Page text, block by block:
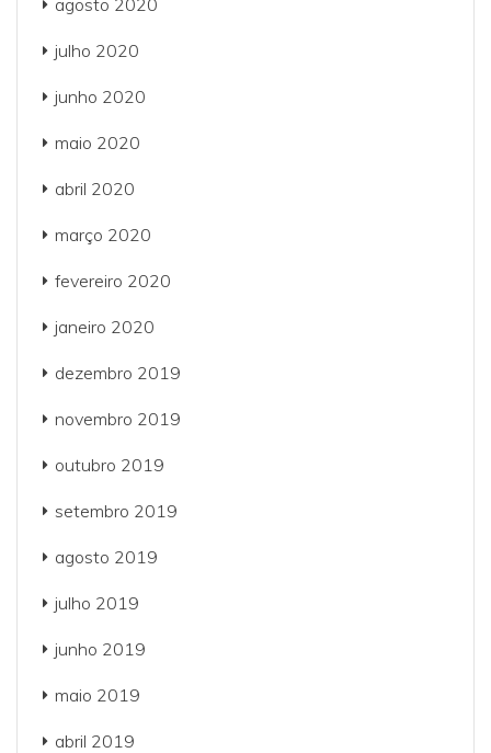
agosto 2020
julho 2020
junho 2020
maio 2020
abril 2020
março 2020
fevereiro 2020
janeiro 2020
dezembro 2019
novembro 2019
outubro 2019
setembro 2019
agosto 2019
julho 2019
junho 2019
maio 2019
abril 2019